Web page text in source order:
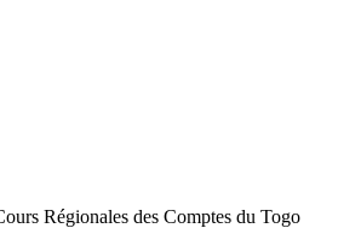
Régionales des Comptes du Togo